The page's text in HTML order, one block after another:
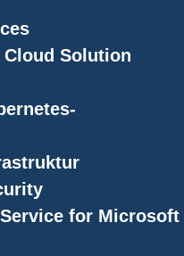
Solution
for Microsoft